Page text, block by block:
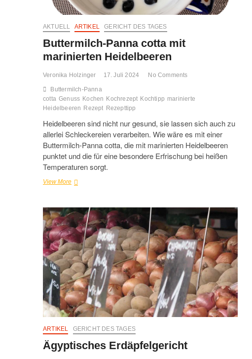
AKTUELL ARTIKEL GERICHT DES TAGES
Buttermilch-Panna cotta mit
marinierten Heidelbeeren
Veronika Holzinger 17. Juli 2024 No Comments
Buttermilch-Panna
cotta Genuss Kochen Kochrezept Kochtipp marinierte
Heidelbeeren Rezept Rezepttipp
Heidelbeeren sind nicht nur gesund, sie lassen sich auch zu
allerlei Schleckereien verarbeiten. Wie wäre es mit einer
Buttermilch-Panna cotta, die mit marinierten Heidelbeeren
punktet und die für eine besondere Erfrischung bei heißen
Temperaturen sorgt.
View MoreButtermilch-
mit
marinierten
Heidelbeeren
ARTIKEL GERICHT DES TAGES
Ägyptisches Erdäpfelgericht